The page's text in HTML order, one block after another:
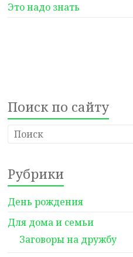
Это надо знать
Поиск по сайту
Рубрики
День рождения
Для дома и семьи
Заговоры на дружбу